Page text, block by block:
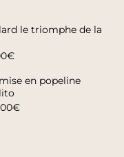
le triomphe de la
en popeline